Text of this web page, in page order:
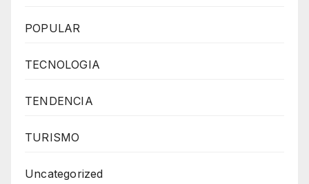
POPULAR
TECNOLOGIA
TENDENCIA
TURISMO
Uncategorized